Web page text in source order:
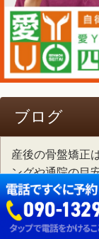
ブログ
産後の骨盤矯正
ングや通院の目
外反母趾と腰痛
に影響している